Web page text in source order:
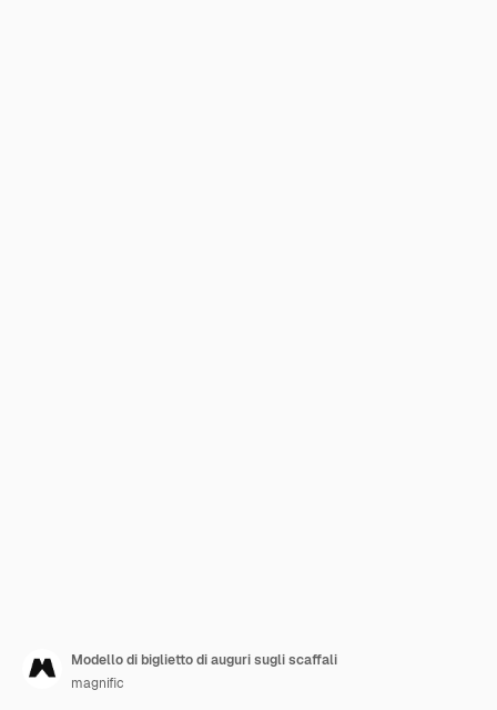
Modello di biglietto di auguri sugli scaffali
magnific